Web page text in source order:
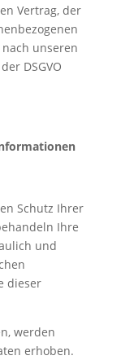
Vertrag, der
unseren
DSGVO
Schutz Ihrer
Ihre
und
dieser
werden
erhoben.